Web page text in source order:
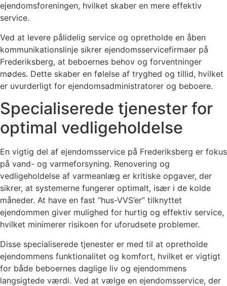
ejendomsforeningen, hvilket skaber en mere effektiv
service.
Ved at levere pålidelig service og opretholde en åben
kommunikationslinje sikrer ejendomsservicefirmaer på
Frederiksberg, at beboernes behov og forventninger
mødes. Dette skaber en følelse af tryghed og tillid, hvilket
er uvurderligt for ejendomsadministratorer og beboere.
Specialiserede tjenester for
optimal vedligeholdelse
En vigtig del af ejendomsservice på Frederiksberg er fokus
på vand- og varmeforsyning. Renovering og
vedligeholdelse af varmeanlæg er kritiske opgaver, der
sikrer, at systemerne fungerer optimalt, især i de kolde
måneder. At have en fast “hus-VVS’er” tilknyttet
ejendommen giver mulighed for hurtig og effektiv service,
hvilket minimerer risikoen for uforudsete problemer.
Disse specialiserede tjenester er med til at opretholde
ejendommens funktionalitet og komfort, hvilket er vigtigt
for både beboernes daglige liv og ejendommens
langsigtede værdi. Ved at vælge en ejendomsservice, der